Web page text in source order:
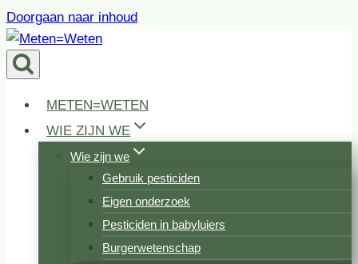
Doorgaan naar inhoud
METEN=WETEN
WIE ZIJN WE
Wie zijn we
Gebruik pesticiden
Eigen onderzoek
Pesticiden in babyluiers
Burgerwetenschap